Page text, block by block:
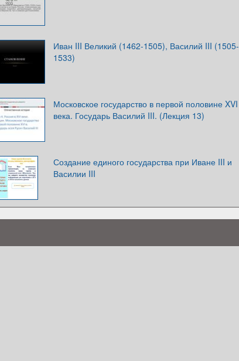
Иван III Великий (1462-1505), Василий III (1505-
1533)
Московское государство в первой половине XVI
века. Государь Василий III. (Лекция 13)
Создание единого государства при Иване III и
Василии III